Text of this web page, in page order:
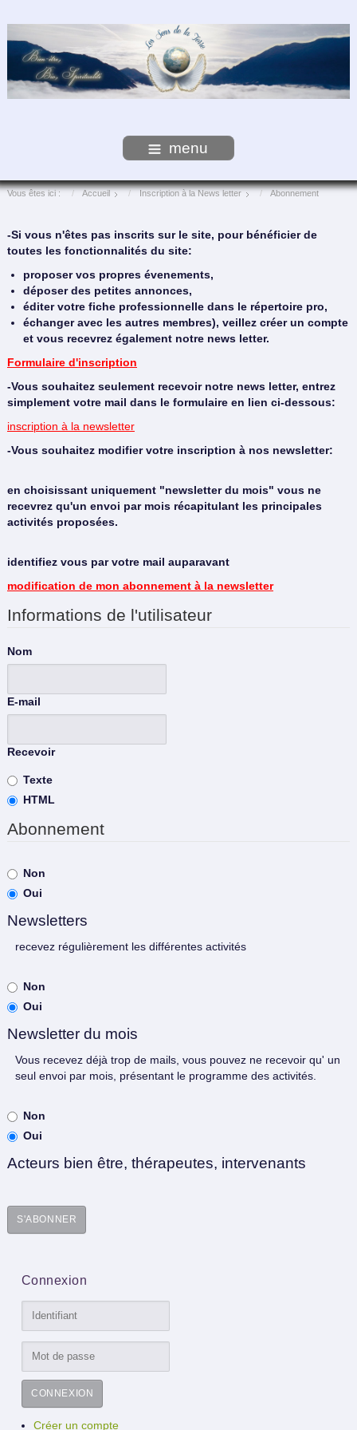
menu
Vous êtes ici : Accueil Inscription à la News letter Abonnement
-Si vous n'êtes pas inscrits sur le site, pour bénéficier de
toutes les fonctionnalités du site:
proposer vos propres évenements,
déposer des petites annonces,
éditer votre fiche professionnelle dans le répertoire pro,
échanger avec les autres membres), veillez créer un compte
et vous recevrez également notre news letter.
Formulaire d'inscription
-Vous souhaitez seulement recevoir notre news letter, entrez
simplement votre mail dans le formulaire en lien ci-dessous:
inscription à la newsletter
-Vous souhaitez modifier votre inscription à nos newsletter:
en choisissant uniquement "newsletter du mois" vous ne
recevrez qu'un envoi par mois récapitulant les principales
activités proposées.
identifiez vous par votre mail auparavant
modification de mon abonnement à la newsletter
Informations de l'utilisateur
Nom
E-mail
Recevoir
Texte
HTML
Abonnement
Non
Oui
Newsletters
recevez régulièrement les différentes activités
Non
Oui
Newsletter du mois
Vous recevez déjà trop de mails, vous pouvez ne recevoir qu' un
seul envoi par mois, présentant le programme des activités.
Non
Oui
Acteurs bien être, thérapeutes, intervenants
Connexion
CONNEXION
Créer un compte